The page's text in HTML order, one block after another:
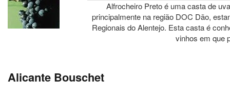
Alfrocheiro Preto é uma casta de
principalmente na região DOC Dão,
Regionais do Alentejo. Esta casta é
vinhos em que
Alicante Bouschet